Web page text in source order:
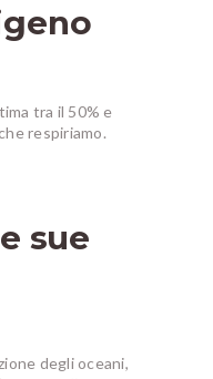
tra il 50% e
respiriamo.
sue
degli oceani,